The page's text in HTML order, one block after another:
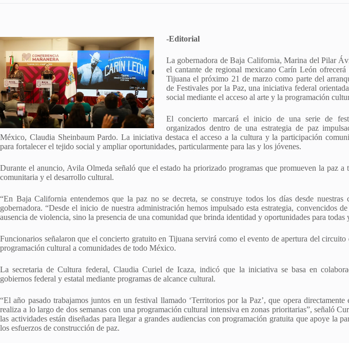
-Editorial
La gobernadora de Baja California, Marina del Pilar
el cantante de regional mexicano Carín León
Tijuana el próximo 21 de marzo como parte del
de Festivales por la Paz, una iniciativa federal
social mediante el acceso al arte y la programación
El concierto marcará el inicio de una serie de
organizados dentro de una estrategia de paz
México, Claudia Sheinbaum Pardo. La iniciativa destaca el acceso a la cultura y la participación
para fortalecer el tejido social y ampliar oportunidades, particularmente para las y los jóvenes.
Durante el anuncio, Avila Olmeda señaló que el estado ha priorizado programas que promueven la paz a
comunitaria y el desarrollo cultural.
“En Baja California entendemos que la paz no se decreta, se construye todos los días desde nuestras
gobernadora. “Desde el inicio de nuestra administración hemos impulsado esta estrategia, convencidos
ausencia de violencia, sino la presencia de una comunidad que brinda identidad y oportunidades para todas
Funcionarios señalaron que el concierto gratuito en Tijuana servirá como el evento de apertura del circuito
programación cultural a comunidades de todo México.
La secretaria de Cultura federal, Claudia Curiel de Icaza, indicó que la iniciativa se basa en
gobiernos federal y estatal mediante programas de alcance cultural.
“El año pasado trabajamos juntos en un festival llamado ‘Territorios por la Paz’, que opera directamente
realiza a lo largo de dos semanas con una programación cultural intensiva en zonas prioritarias”, señaló
las actividades están diseñadas para llegar a grandes audiencias con programación gratuita que apoye la
los esfuerzos de construcción de paz.